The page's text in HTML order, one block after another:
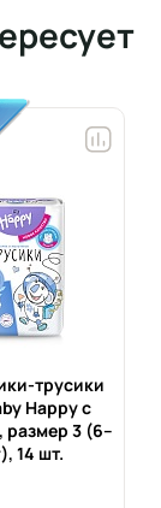
трусики
Happy с
размер 3 (6–
14 шт.